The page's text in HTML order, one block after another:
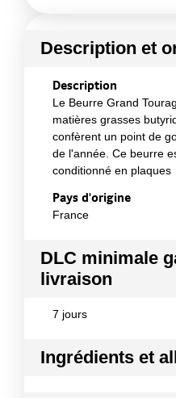
Description et
Description
Le Beurre Grand
matières grasses
confèrent un point de
de l'année. Ce beurre
conditionné en plaques
Pays d'origine
France
DLC minimale
livraison
7 jours
Ingrédients et